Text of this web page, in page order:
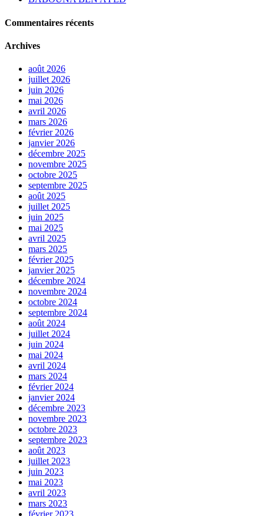
Commentaires récents
Archives
août 2026
juillet 2026
juin 2026
mai 2026
avril 2026
mars 2026
février 2026
janvier 2026
décembre 2025
novembre 2025
octobre 2025
septembre 2025
août 2025
juillet 2025
juin 2025
mai 2025
avril 2025
mars 2025
février 2025
janvier 2025
décembre 2024
novembre 2024
octobre 2024
septembre 2024
août 2024
juillet 2024
juin 2024
mai 2024
avril 2024
mars 2024
février 2024
janvier 2024
décembre 2023
novembre 2023
octobre 2023
septembre 2023
août 2023
juillet 2023
juin 2023
mai 2023
avril 2023
mars 2023